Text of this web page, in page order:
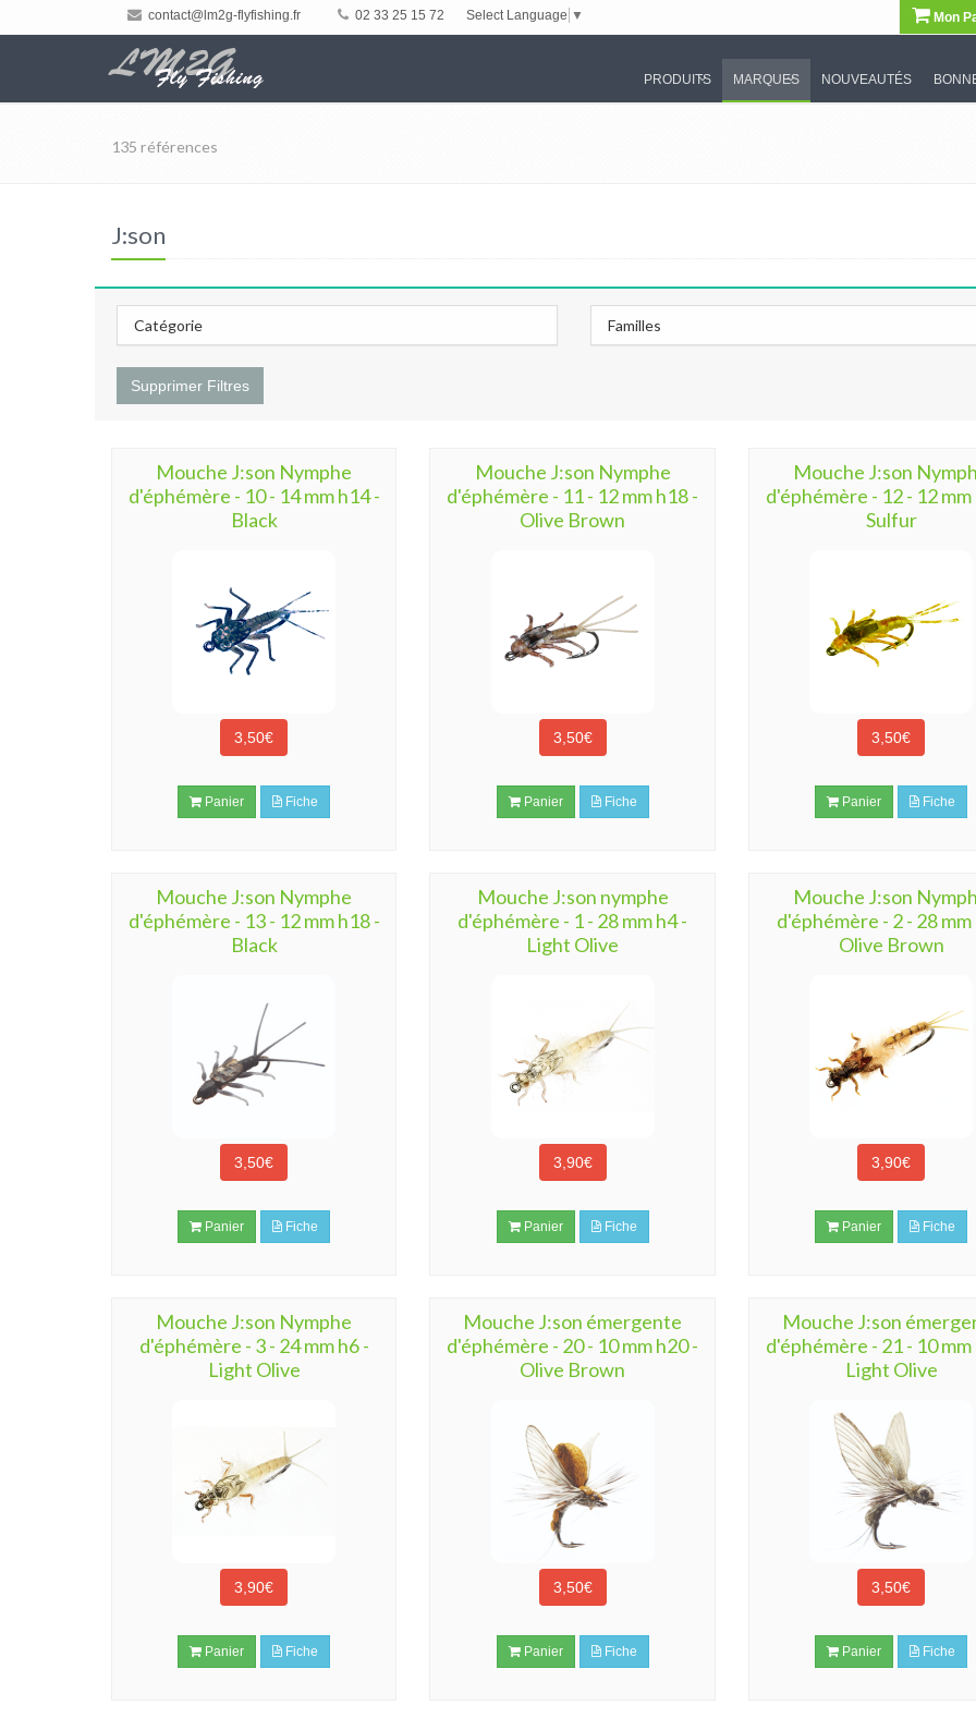
contact@lm2g-flyfishing.fr 02 33 25 15 72 Select Language ▼ Mon
PRODUITS MARQUES NOUVEAUTÉS
135 références
J:son
Catégorie Familles
Supprimer Filtres
Mouche J:son Nymphe
d'éphémère - 10 - 14 mm h14 -
Black
3,50€
Panier Fiche
Mouche J:son Nymphe
d'éphémère - 11 - 12 mm h18 -
Olive Brown
3,50€
Panier Fiche
Mouche J:son
d'éphémère - 12 - 12 mm
Sulfur
3,50€
Panier Fiche
Mouche J:son Nymphe
d'éphémère - 13 - 12 mm h18 -
Black
3,50€
Panier Fiche
Mouche J:son nymphe
d'éphémère - 1 - 28 mm h4 -
Light Olive
3,90€
Panier Fiche
Mouche J:son
d'éphémère - 2 - 28 mm
Olive Brown
3,90€
Panier Fiche
Mouche J:son Nymphe
d'éphémère - 3 - 24 mm h6 -
Light Olive
3,90€
Panier Fiche
Mouche J:son émergente
d'éphémère - 20 - 10 mm h20 -
Olive Brown
3,50€
Panier Fiche
Mouche J:son
d'éphémère - 21 - 10 mm
Light Olive
3,50€
Panier Fiche